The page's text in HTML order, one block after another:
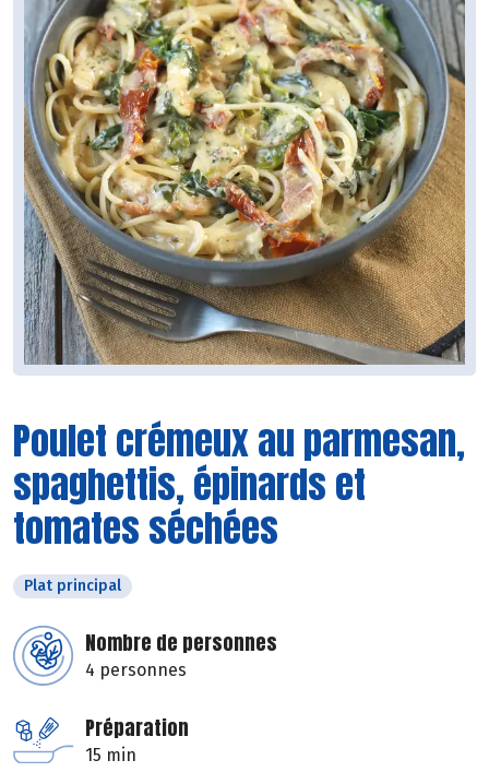
Poulet crémeux au parmesan,
spaghettis, épinards et
tomates séchées
Plat principal
Nombre de personnes
4 personnes
Préparation
15 min